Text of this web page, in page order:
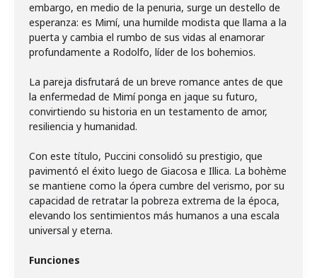
embargo, en medio de la penuria, surge un destello de
esperanza: es Mimí, una humilde modista que llama a la
puerta y cambia el rumbo de sus vidas al enamorar
profundamente a Rodolfo, líder de los bohemios.
La pareja disfrutará de un breve romance antes de que
la enfermedad de Mimí ponga en jaque su futuro,
convirtiendo su historia en un testamento de amor,
resiliencia y humanidad.
Con este título, Puccini consolidó su prestigio, que
pavimentó el éxito luego de Giacosa e Illica. La bohème
se mantiene como la ópera cumbre del verismo, por su
capacidad de retratar la pobreza extrema de la época,
elevando los sentimientos más humanos a una escala
universal y eterna.
Funciones